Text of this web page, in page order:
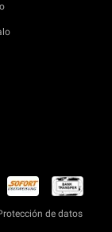
de datos